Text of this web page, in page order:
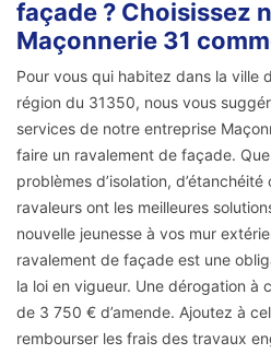
façade ? Choisissez
Maçonnerie 31
Pour vous qui habitez dans la ville
région du 31350, nous vous
services de notre entreprise
faire un ravalement de façade.
problèmes d’isolation, d’étanchéité
ravaleurs ont les meilleures
nouvelle jeunesse à vos mur
ravalement de façade est une
la loi en vigueur. Une dérogation à
de 3 750 € d’amende. Ajoutez à
rembourser les frais des travaux